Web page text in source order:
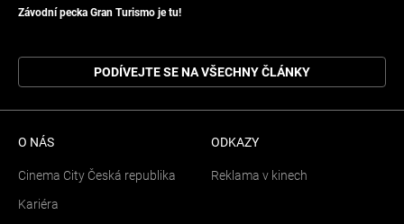
Závodní pecka Gran Turismo je tu!
PODÍVEJTE SE NA VŠECHNY ČLÁNKY
O NÁS
Cinema City Česká republika
Kariéra
ODKAZY
Reklama v kinech